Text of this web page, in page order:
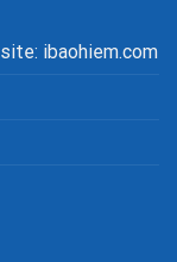
ibaohiem.com